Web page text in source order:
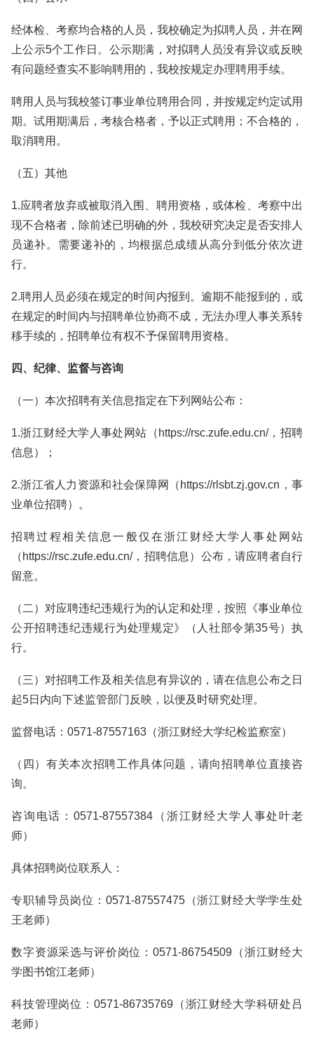
经体检、考察均合格的人员，我校确定为拟聘人员，并在网
上公示5个工作日。公示期满，对拟聘人员没有异议或反映
有问题经查实不影响聘用的，我校按规定办理聘用手续。
聘用人员与我校签订事业单位聘用合同，并按规定约定试用
期。试用期满后，考核合格者，予以正式聘用；不合格的，
取消聘用。
（五）其他
1.应聘者放弃或被取消入围、聘用资格，或体检、考察中出
现不合格者，除前述已明确的外，我校研究决定是否安排人
员递补。需要递补的，均根据总成绩从高分到低分依次进
行。
2.聘用人员必须在规定的时间内报到。逾期不能报到的，或
在规定的时间内与招聘单位协商不成，无法办理人事关系转
移手续的，招聘单位有权不予保留聘用资格。
四、纪律、监督与咨询
（一）本次招聘有关信息指定在下列网站公布：
1.浙江财经大学人事处网站（https://rsc.zufe.edu.cn/，招聘
信息）；
2.浙江省人力资源和社会保障网（https://rlsbt.zj.gov.cn，事
业单位招聘）。
招聘过程相关信息一般仅在浙江财经大学人事处网站
（https://rsc.zufe.edu.cn/，招聘信息）公布，请应聘者自行
留意。
（二）对应聘违纪违规行为的认定和处理，按照《事业单位
公开招聘违纪违规行为处理规定》（人社部令第35号）执
行。
（三）对招聘工作及相关信息有异议的，请在信息公布之日
起5日内向下述监管部门反映，以便及时研究处理。
监督电话：0571-87557163（浙江财经大学纪检监察室）
（四）有关本次招聘工作具体问题，请向招聘单位直接咨
询。
咨询电话：0571-87557384（浙江财经大学人事处叶老
师）
具体招聘岗位联系人：
专职辅导员岗位：0571-87557475（浙江财经大学学生处
王老师）
数字资源采选与评价岗位：0571-86754509（浙江财经大
学图书馆江老师）
科技管理岗位：0571-86735769（浙江财经大学科研处吕
老师）